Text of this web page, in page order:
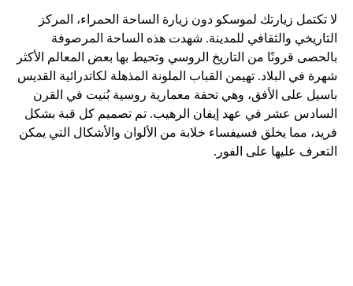
لا تكتمل زيارتك لموسكو دون زيارة الساحة الحمراء، المركز
التاريخي والثقافي للمدينة. شهدت هذه الساحة المرصوفة
بالحصى قرونًا من التاريخ الروسي وتحيط بها بعض المعالم الأكثر
شهرة في البلاد. تهيمن القباب الملونة المذهلة لكاتدرائية القديس
باسيل على الأفق، وهي تحفة معمارية روسية بُنيت في القرن
السادس عشر في عهد إيفان الرهيب. تم تصميم كل قبة بشكل
فريد، مما يخلق فسيفساء خلابة من الألوان والأشكال التي يمكن
التعرف عليها على الفور.